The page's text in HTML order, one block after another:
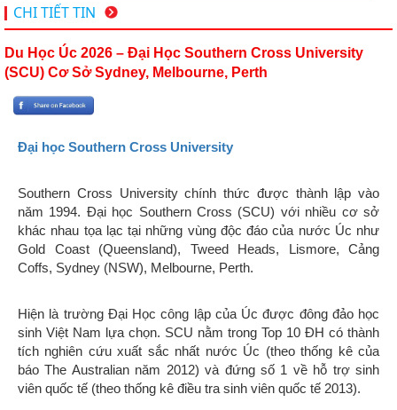
CHI TIẾT TIN
Du Học Úc 2026 – Đại Học Southern Cross University
(SCU) Cơ Sở Sydney, Melbourne, Perth
Đại học Southern Cross University
Southern Cross University chính thức được thành lập vào
năm 1994. Đại học Southern Cross (SCU) với nhiều cơ sở
khác nhau tọa lạc tại những vùng độc đáo của nước Úc như
Gold Coast (Queensland), Tweed Heads, Lismore, Cảng
Coffs, Sydney (NSW), Melbourne, Perth.
Hiện là trường Đại Học công lập của Úc được đông đảo học
sinh Việt Nam lựa chọn. SCU nằm trong Top 10 ĐH có thành
tích nghiên cứu xuất sắc nhất nước Úc (theo thống kê của
báo The Australian năm 2012) và đứng số 1 về hỗ trợ sinh
viên quốc tế (theo thống kê điều tra sinh viên quốc tế 2013).